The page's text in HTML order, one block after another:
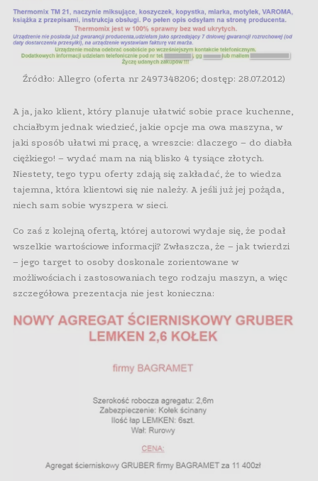
Źródło: Allegro (oferta nr 2497348206; dostęp: 28.07.2012)
A ja, jako klient, który planuje ułatwić sobie prace kuchenne,
chciałbym jednak wiedzieć, jakie opcje ma owa maszyna, w
jaki sposób ułatwi mi pracę, a wreszcie: dlaczego – do diabła
ciężkiego! – wydać mam na nią blisko 4 tysiące złotych.
Niestety, tego typu oferty zdają się zakładać, że to wiedza
tajemna, która klientowi się nie należy. A jeśli już jej pożąda,
niech sam sobie wyszpera w sieci.
Co zaś z kolejną ofertą, której autorowi wydaje się, że podał
wszelkie wartościowe informacji? Zwłaszcza, że – jak twierdzi
– jego target to osoby doskonale zorientowane w
możliwościach i zastosowaniach tego rodzaju maszyn, a więc
szczegółowa prezentacja nie jest konieczna: